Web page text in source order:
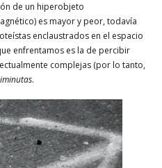
de un hiperobjeto
es mayor y peor, todavía
enclaustrados en el espacio
enfrentamos es la de percibir
complejas (por lo tanto,
.